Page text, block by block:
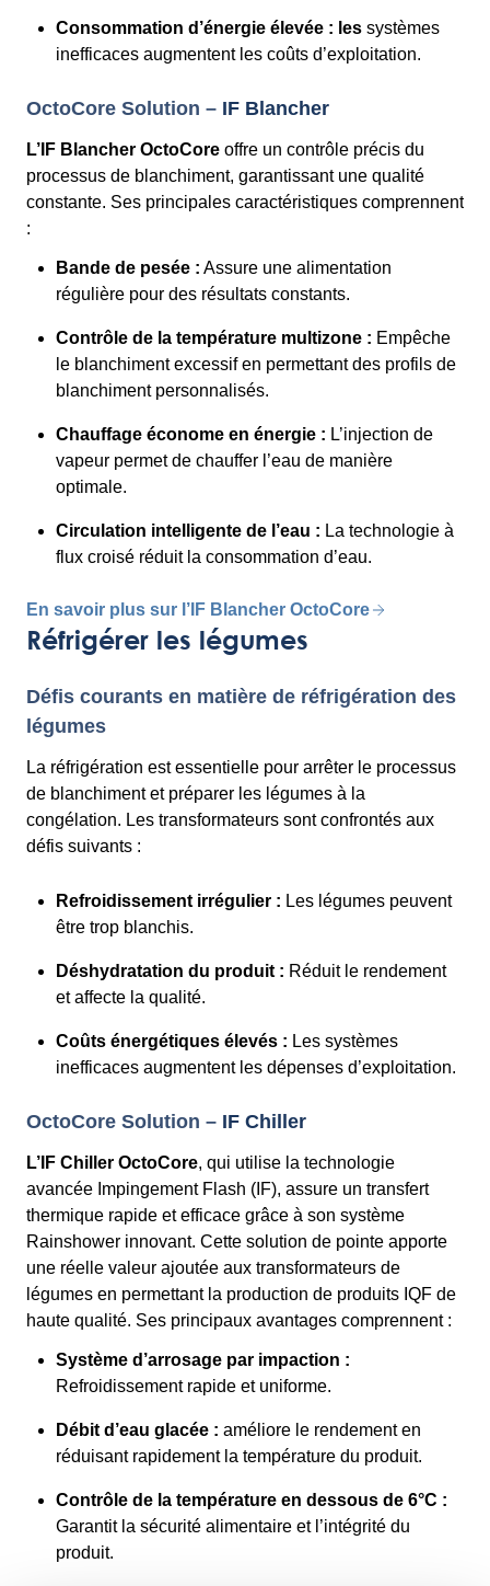
Consommation d’énergie élevée : les systèmes
inefficaces augmentent les coûts d’exploitation.
OctoCore Solution – IF Blancher
L’IF Blancher OctoCore offre un contrôle précis du
processus de blanchiment, garantissant une qualité
constante. Ses principales caractéristiques comprennent
:
Bande de pesée : Assure une alimentation
régulière pour des résultats constants.
Contrôle de la température multizone : Empêche
le blanchiment excessif en permettant des profils de
blanchiment personnalisés.
Chauffage économe en énergie : L’injection de
vapeur permet de chauffer l’eau de manière
optimale.
Circulation intelligente de l’eau : La technologie à
flux croisé réduit la consommation d’eau.
En savoir plus sur l’IF Blancher OctoCore
Réfrigérer les légumes
Défis courants en matière de réfrigération des
légumes
La réfrigération est essentielle pour arrêter le processus
de blanchiment et préparer les légumes à la
congélation. Les transformateurs sont confrontés aux
défis suivants :
Refroidissement irrégulier : Les légumes peuvent
être trop blanchis.
Déshydratation du produit : Réduit le rendement
et affecte la qualité.
Coûts énergétiques élevés : Les systèmes
inefficaces augmentent les dépenses d’exploitation.
OctoCore Solution – IF Chiller
L’IF Chiller OctoCore, qui utilise la technologie
avancée Impingement Flash (IF), assure un transfert
thermique rapide et efficace grâce à son système
Rainshower innovant. Cette solution de pointe apporte
une réelle valeur ajoutée aux transformateurs de
légumes en permettant la production de produits IQF de
haute qualité. Ses principaux avantages comprennent :
Système d’arrosage par impaction :
Refroidissement rapide et uniforme.
Débit d’eau glacée : améliore le rendement en
réduisant rapidement la température du produit.
Contrôle de la température en dessous de 6°C :
Garantit la sécurité alimentaire et l’intégrité du
produit.